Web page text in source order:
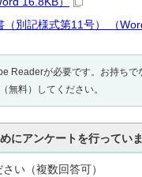
別記様式第11号） （
Readerが必要です。お持ちで
無料）してください。
にアンケートを行ってい
い（複数回答可）